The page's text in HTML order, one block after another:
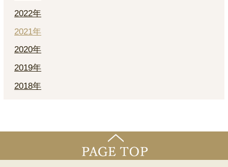
2022年
2021年
2020年
2019年
2018年